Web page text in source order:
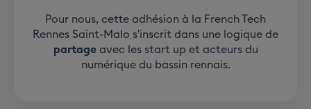
Pour nous, cette adhésion à la French Tech
Rennes Saint-Malo s'inscrit dans une logique de
partage avec les start up et acteurs du
numérique du bassin rennais.